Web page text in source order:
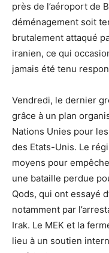
près de l’aéroport de
déménagement soit
brutalement attaqué
iranien, ce qui
jamais été tenu
Vendredi, le dernier
grâce à un plan
Nations Unies pour
des Etats-Unis. Le
moyens pour
une bataille perdue
Qods, qui ont essayé
notamment par
Irak. Le MEK et la
lieu à un soutien